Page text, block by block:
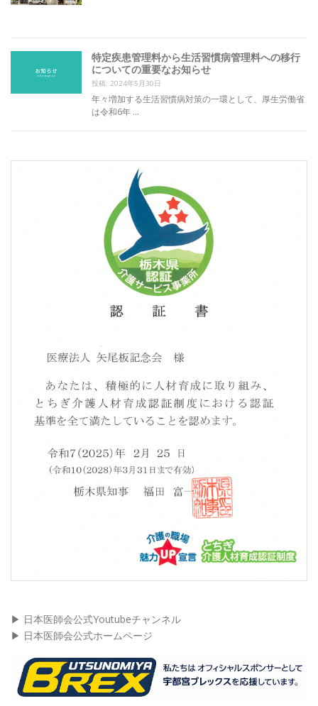
特定疾患管理料から生活習慣病管理料への移行
についての重要なお知らせ
投稿: 2024年5月30日
年々増加する生活習慣病対策の一環として、厚生労働省
は令和6年 …
▶︎ 日本医師会公式Youtubeチャンネル
▶︎ 日本医師会公式ホームページ